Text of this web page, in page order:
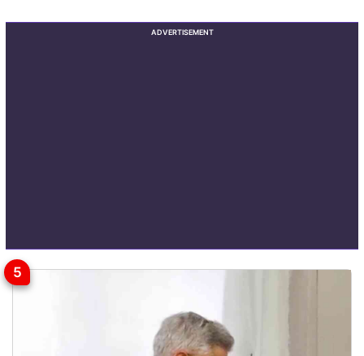
ADVERTISEMENT